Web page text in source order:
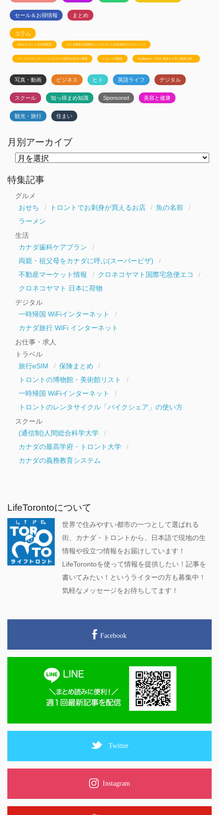
セール＆お得情報 まとめ
コラム
JSSのトロント生活相談室 カナダ政府公認移民コンサルタント白石有紀のビザニュース
メープルエデュケーションのカナダ留学お役立ち情報 トロント不動産 Ayudanteの「GA4: 基本から学ぶ最新分析」
写真・動画 ビジネス ヒト 英語ライフ デジタル
スクール 知っ得まめ知識 Sponsored 美容と健康
観光・旅行 住まい
月別アーカイブ
ー
カ
特集記事
グルメ
おせち
トロントでお刺身が買えるお店
魚の名前
ラーメン
生活
カナダ歯科ケアプラン
両親・祖父母をカナダに呼ぶ(スーパービザ)
不動産マーケット情報
クロネコヤマト国際宅急便エコ
クロネコヤマト 日本に荷物
デジタル
一時帰国 WiFiインターネット
カナダ旅行 WiFi インターネット
お仕事・求人
トラベル
旅行eSIM
保険まとめ
トロントの博物館・美術館リスト
一時帰国 WiFiインターネット
トロントのレンタサイクル「バイクシェア」の使い方
スクール
(通信制)人間総合科学大学
カナダの最高学府・トロント大学
カナダの義務教育システム
LifeTorontoについて
世界で住みやすい都市の一つとして選ばれる
街、カナダ・トロントから、日本語で現地の生
情報や役立つ情報をお届けしています！
LifeTorontoを使って情報を提供したい！記事を
書いてみたい！というライターの方も募集中！
気軽なメッセージをお待ちしてます！
Facebook
Twitter
Instagram